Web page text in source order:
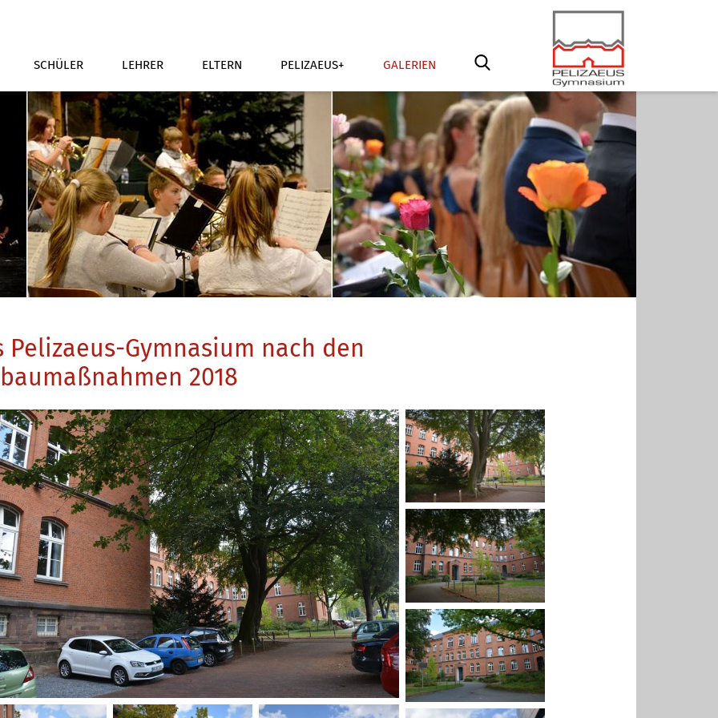
SCHÜLER LEHRER ELTERN PELIZAEUS+ GALERIEN
Pelizaeus-Gymnasium nach den
2018